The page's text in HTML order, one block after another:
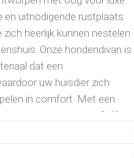
en uitnodigende rustplaats
heerlijk kunnen nestelen
Onze hondendivan is
dat een
uw huisdier zich
in comfort. Met een
interieur, voegt onze fluffy
uw huis, terwijl het
biedt voor jouw geliefde